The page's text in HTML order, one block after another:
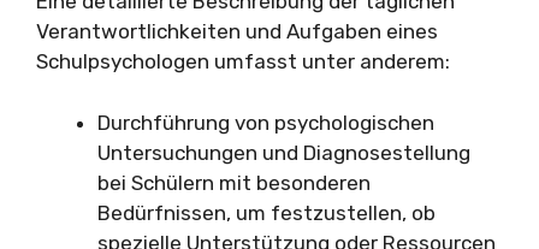
Verantwortlichkeiten und Aufgaben eines
Schulpsychologen umfasst unter anderem:
Durchführung von psychologischen
Untersuchungen und Diagnosestellung
bei Schülern mit besonderen
Bedürfnissen, um festzustellen, ob
spezielle Unterstützung oder Ressourcen